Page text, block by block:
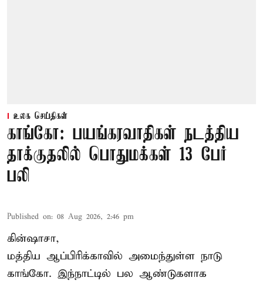
உலக செய்திகள்
காங்கோ: பயங்கரவாதிகள் நடத்திய
தாக்குதலில் பொதுமக்கள் 13 பேர்
பலி
Published on: 08 Aug 2026, 2:46 pm
கின்ஷாசா,
மத்திய ஆப்பிரிக்காவில் அமைந்துள்ள நாடு
காங்கோ. இந்நாட்டில் பல ஆண்டுகளாக